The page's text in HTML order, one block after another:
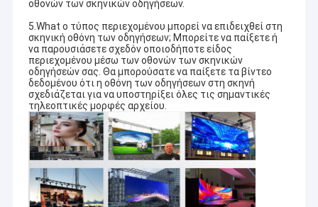
οθονών των σκηνικών οδηγήσεων.
5.What ο τύπος περιεχομένου μπορεί να επιδειχθεί στη
σκηνική οθόνη των οδηγήσεων; Μπορείτε να παίξετε ή
να παρουσιάσετε σχεδόν οποιοδήποτε είδος
περιεχομένου μέσω των οθονών των σκηνικών
οδηγήσεών σας. Θα μπορούσατε να παίξετε τα βίντεο
δεδομένου ότι η οθόνη των οδηγήσεων στη σκηνή
σχεδιάζεται για να υποστηρίξει όλες τις σημαντικές
τηλεοπτικές μορφές αρχείου.